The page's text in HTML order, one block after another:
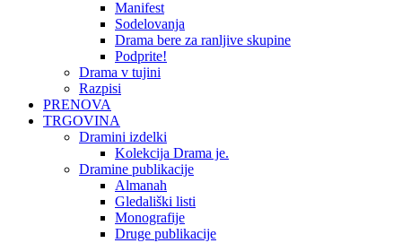
Manifest
Sodelovanja
Drama bere za ranljive skupine
Podprite!
Drama v tujini
Razpisi
PRENOVA
TRGOVINA
Dramini izdelki
Kolekcija Drama je.
Dramine publikacije
Almanah
Gledališki listi
Monografije
Druge publikacije